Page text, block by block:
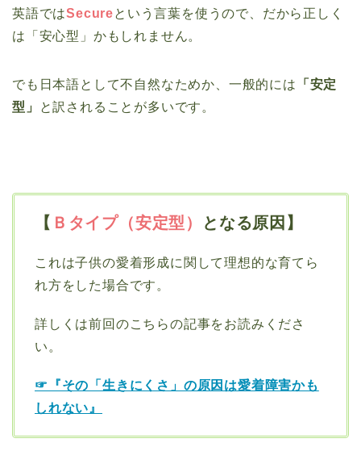
英語ではSecureという言葉を使うので、だから正しく
は「安心型」かもしれません。
でも日本語として不自然なためか、一般的には
「安定
型」
と訳されることが多いです。
【 Ｂタイプ（安定型） となる原因】
これは子供の愛着形成に関して理想的な育てら
れ方をした場合です。
詳しくは前回のこちらの記事をお読みくださ
い。
☞『その「生きにくさ」の原因は愛着障害かも
しれない』